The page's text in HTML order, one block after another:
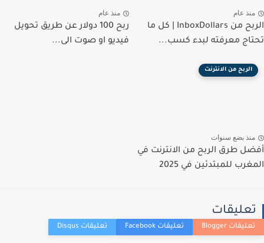
منذ عام
الربح من InboxDollars | كل ما
تحتاج معرفته لبدء كسب...
منذ عام
ربح 100 دولار عن طريق تحويل
فيديو او صوت الى...
الربح من الانترنت
منذ بضع سنوات
أفضل طرق الربح من الانترنت في
المغرب للمبتدئين في 2025
تعليقات